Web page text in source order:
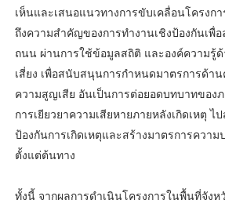
เห็นและเสนอแนวทางการขับเคลื่อนโครงก
ถึงความสำคัญของการทำงานเชิงป้องกันเพื่อ
ถนน ผ่านการใช้ข้อมูลสถิติ และองค์ความรู้
เสี่ยง เพื่อสนับสนุนการกำหนดมาตรการด้า
ความสูญเสีย อันเป็นการต่อยอดบทบาทของ
การเยียวยาความเสียหายภายหลังเกิดเหตุ
ป้องกันการเกิดเหตุและสร้างมาตรการควา
ตั้งแต่ต้นทาง
ทั้งนี้ จากผลการดำเนินโครงการในพื้นที่จังห